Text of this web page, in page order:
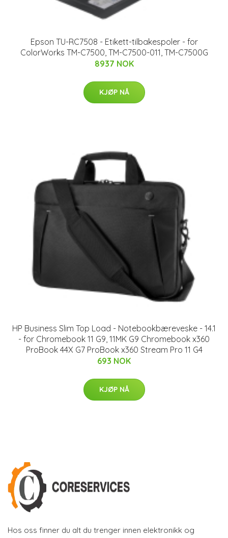
Epson TU-RC7508 - Etikett-tilbakespoler - for
ColorWorks TM-C7500, TM-C7500-011, TM-C7500G
8937 NOK
KJØP NÅ
HP Business Slim Top Load - Notebookbæreveske - 14.1
- for Chromebook 11 G9, 11MK G9 Chromebook x360
ProBook 44X G7 ProBook x360 Stream Pro 11 G4
693 NOK
KJØP NÅ
Hos oss finner du alt du trenger innen elektronikk og